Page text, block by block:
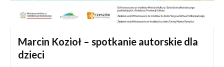
Marcin Kozioł – spotkanie autorskie dla
dzieci